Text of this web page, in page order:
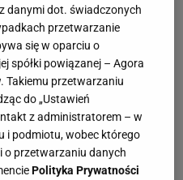
danymi dot. świadczonych
przetwarzanie
się w oparciu o
spółki powiązanej – Agora
Takiemu przetwarzaniu
do „Ustawień
z administratorem – w
i podmiotu, wobec którego
o przetwarzaniu danych
Polityka Prywatności